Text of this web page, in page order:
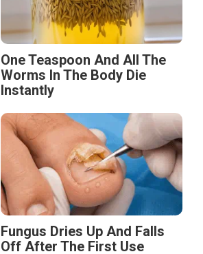
One Teaspoon And All The
Worms In The Body Die
Instantly
Fungus Dries Up And Falls
Off After The First Use